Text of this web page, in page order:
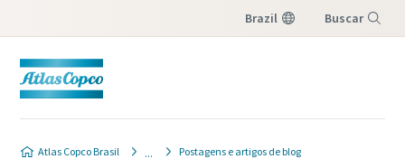
Brazil Buscar
Atlas Copco Brasil Postagens e artigos de blog